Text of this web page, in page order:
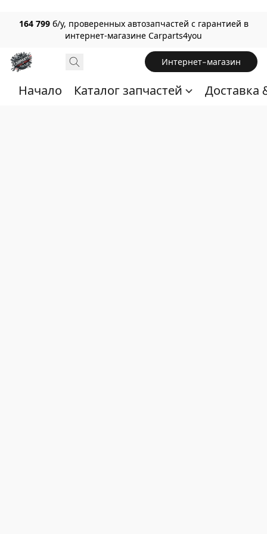
164 799 б/у, проверенных автозапчастей с гарантией в
интернет-магазине Carparts4you
Интернет-магазин
Начало Каталог запчастей Доставка